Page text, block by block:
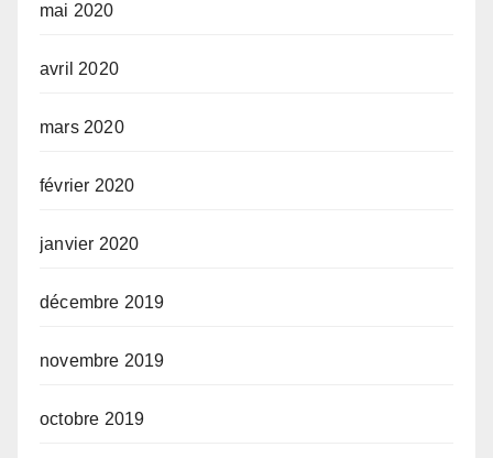
mai 2020
avril 2020
mars 2020
février 2020
janvier 2020
décembre 2019
novembre 2019
octobre 2019